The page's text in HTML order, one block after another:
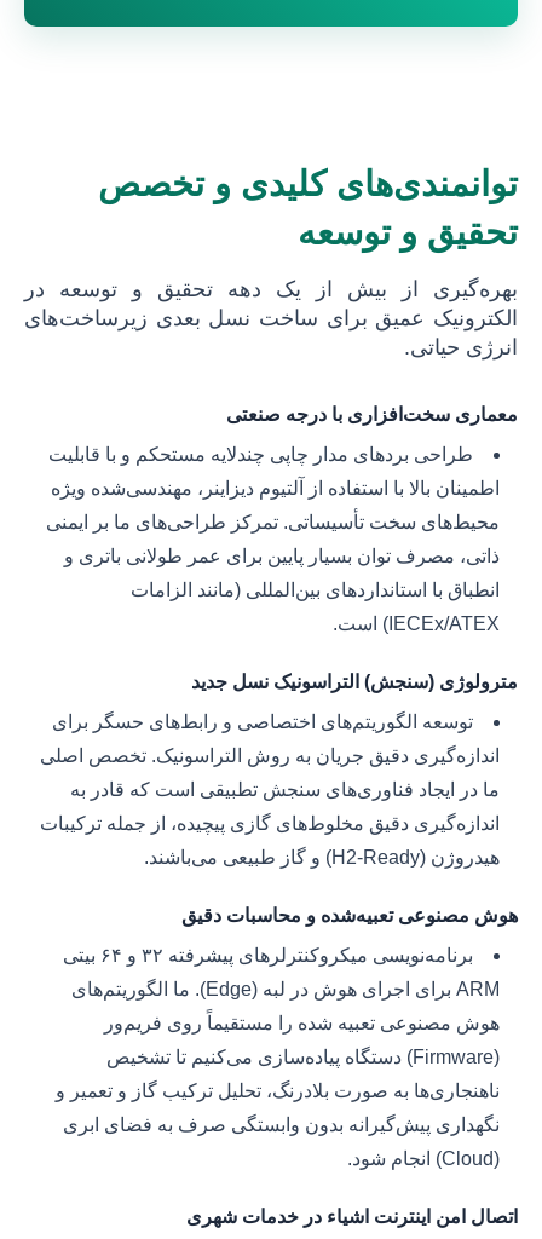
توانمندی‌های کلیدی و تخصص
تحقیق و توسعه
بهره‌گیری از بیش از یک دهه تحقیق و توسعه در
الکترونیک عمیق برای ساخت نسل بعدی زیرساخت‌های
انرژی حیاتی.
معماری سخت‌افزاری با درجه صنعتی
طراحی بردهای مدار چاپی چندلایه مستحکم و با قابلیت
اطمینان بالا با استفاده از آلتیوم دیزاینر، مهندسی‌شده ویژه
محیط‌های سخت تأسیساتی. تمرکز طراحی‌های ما بر ایمنی
ذاتی، مصرف توان بسیار پایین برای عمر طولانی باتری و
انطباق با استانداردهای بین‌المللی (مانند الزامات
IECEx/ATEX ) است.
مترولوژی (سنجش) التراسونیک نسل جدید
توسعه الگوریتم‌های اختصاصی و رابط‌های حسگر برای
اندازه‌گیری دقیق جریان به روش التراسونیک. تخصص اصلی
ما در ایجاد فناوری‌های سنجش تطبیقی است که قادر به
اندازه‌گیری دقیق مخلوط‌های گازی پیچیده، از جمله ترکیبات
هیدروژن (H2-Ready) و گاز طبیعی می‌باشند.
هوش مصنوعی تعبیه‌شده و محاسبات دقیق
برنامه‌نویسی میکروکنترلرهای پیشرفته ۳۲ و ۶۴ بیتی
ARM برای اجرای هوش در لبه (Edge). ما الگوریتم‌های
هوش مصنوعی تعبیه شده را مستقیماً روی فریم‌ور
(Firmware) دستگاه پیاده‌سازی می‌کنیم تا تشخیص
ناهنجاری‌ها به صورت بلادرنگ، تحلیل ترکیب گاز و تعمیر و
نگهداری پیش‌گیرانه بدون وابستگی صرف به فضای ابری
(Cloud) انجام شود.
اتصال امن اینترنت اشیاء در خدمات شهری